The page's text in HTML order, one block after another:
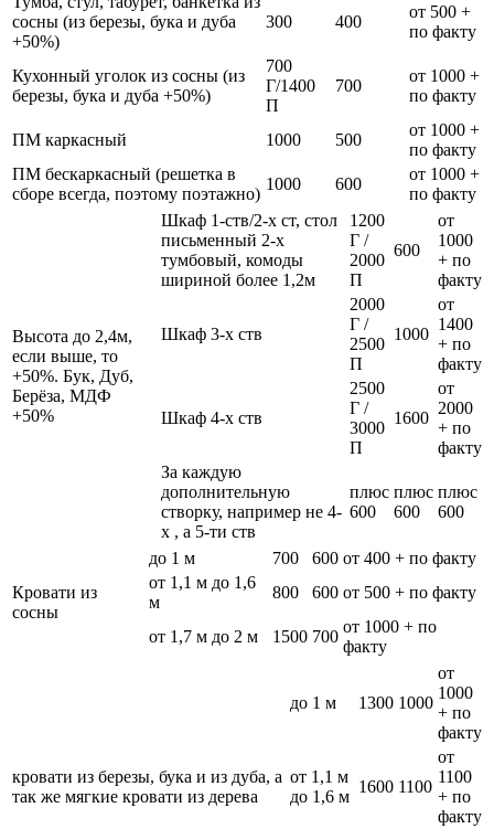
сосны (из березы, бука и дуба
+50%)
300 400
от 500 +
по факту
Кухонный уголок из сосны (из
березы, бука и дуба +50%)
700
Г/1400
П
700
от 1000 +
по факту
ПМ каркасный 1000 500
от 1000 +
по факту
ПМ бескаркасный (решетка в
сборе всегда, поэтому поэтажно)
1000 600
от 1000 +
по факту
Высота до 2,4м,
если выше, то
+50%. Бук, Дуб,
Берёза, МДФ
+50%
Шкаф 1-ств/2-х ст, стол
письменный 2-х
тумбовый, комоды
шириной более 1,2м
1200
Г /
2000
П
600
от
1000
+ по
факту
Шкаф 3-х ств
2000
Г /
2500
П
1000
от
1400
+ по
факту
Шкаф 4-х ств
2500
Г /
3000
П
1600
от
2000
+ по
факту
За каждую
дополнительную
створку, например не 4-
х , а 5-ти ств
плюс
600
плюс
600
плюс
600
Кровати из
сосны
до 1 м 700 600 от 400 + по факту
от 1,1 м до 1,6
м
800 600 от 500 + по факту
от 1,7 м до 2 м 1500 700
от 1000 + по
факту
кровати из березы, бука и из дуба, а
так же мягкие кровати из дерева
до 1 м 1300 1000
от
1000
+ по
факту
от 1,1 м
до 1,6 м
1600 1100
от
1100
+ по
факту